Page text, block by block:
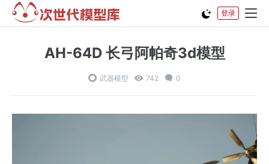
登录
AH-64D 长弓阿帕奇3d模型
武器模型 742 0